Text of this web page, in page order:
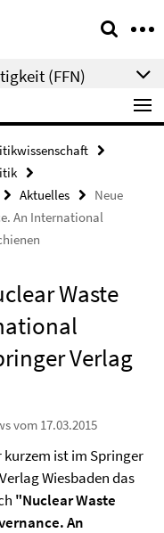
(FFN)
Aktuelles
Neue
An International
Waste
Verlag
vom 17.03.2015
kurzem ist im Springer
Wiesbaden das
"Nuclear Waste
An